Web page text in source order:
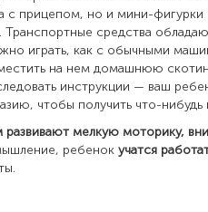
с прицепом, но и мини-
Транспортные средства
играть, как с обычными
на нем домашнюю
инструкции — ваш
чтобы получить что-нибудь
развивают мелкую моторику,
ребенок учатся